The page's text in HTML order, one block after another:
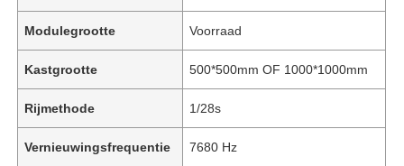
Modulegrootte Voorraad
Kastgrootte 500*500mm OF 1000*1000mm
Rijmethode 1/28s
Vernieuwingsfrequentie 7680 Hz